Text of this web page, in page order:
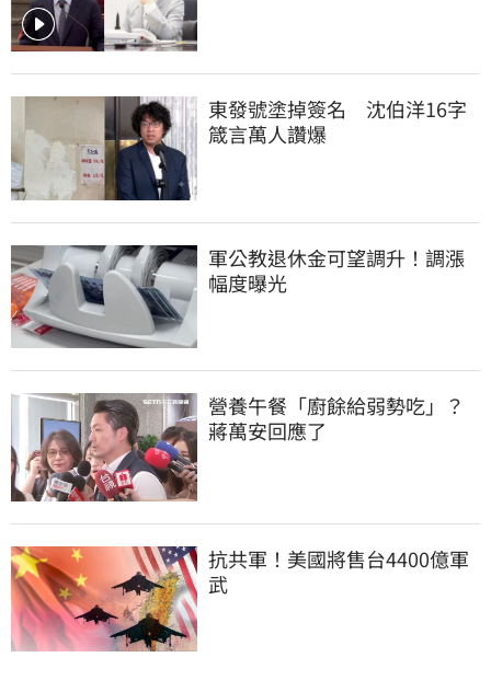
東發號塗掉簽名　沈伯洋16字
箴言萬人讚爆
軍公教退休金可望調升！調漲
幅度曝光
營養午餐「廚餘給弱勢吃」？
蔣萬安回應了
抗共軍！美國將售台4400億軍
武